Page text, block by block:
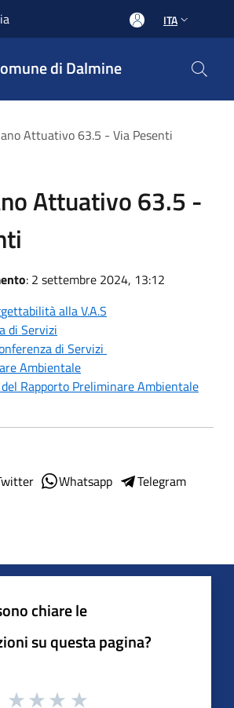
ITA
di Dalmine
Attuativo 63.5 - Via Pesenti
Attuativo 63.5 -
: 2 settembre 2024, 13:12
alla V.A.S
di Servizi
di Servizi
Ambientale
Rapporto Preliminare Ambientale
Whatsapp
Telegram
chiare le
su questa pagina?